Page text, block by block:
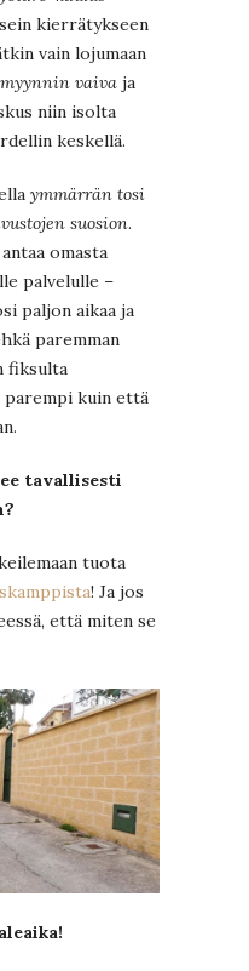
kierrätykseen
vain lojumaan
myynnin vaiva ja
niin isolta
keskellä.
ymmärrän tosi
suosion.
omasta
palvelulle –
paljon aikaa ja
paremman
fiksulta
parempi kuin että
tavallisesti
tuota
! Ja jos
että miten se
aleaika!